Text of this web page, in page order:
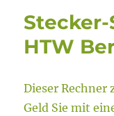
HTW
Dieser
Geld Sie mit